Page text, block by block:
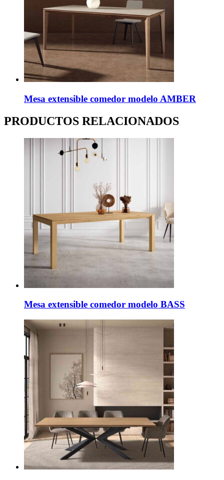
Mesa extensible comedor modelo AMBER
PRODUCTOS RELACIONADOS
Mesa extensible comedor modelo BASS